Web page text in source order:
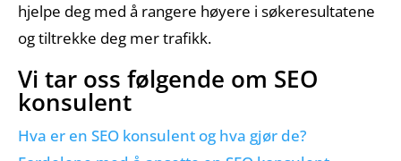
Hjem
hjelpe deg med å rangere høyere i søkeresultatene
og tiltrekke deg mer trafikk.
Vi tar oss følgende om SEO
konsulent
Hva er en SEO konsulent og hva gjør de?